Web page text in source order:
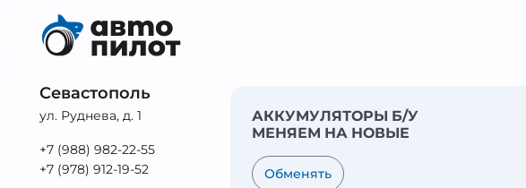
Севастополь
ул. Руднева, д. 1
+7 (988) 982-22-55
+7 (978) 912-19-52
АККУМУЛЯТОРЫ Б/У
МЕНЯЕМ НА НОВЫЕ
Обменять